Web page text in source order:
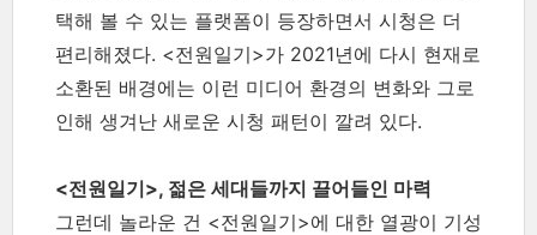
택해 볼 수 있는 플랫폼이 등장하면서 시청은 더
편리해졌다. <전원일기>가 2021년에 다시 현재로
소환된 배경에는 이런 미디어 환경의 변화와 그로
인해 생겨난 새로운 시청 패턴이 깔려 있다.
<전원일기>, 젊은 세대들까지 끌어들인 마력
그런데 놀라운 건 <전원일기>에 대한 열광이 기성